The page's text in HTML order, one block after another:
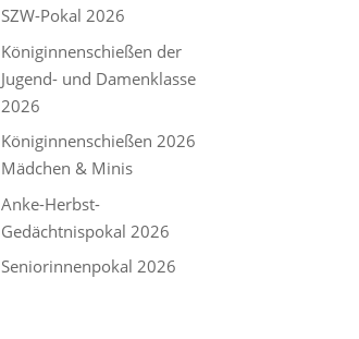
SZW-Pokal 2026
Königinnenschießen der
Jugend- und Damenklasse
2026
Königinnenschießen 2026
Mädchen & Minis
Anke-Herbst-
Gedächtnispokal 2026
Seniorinnenpokal 2026